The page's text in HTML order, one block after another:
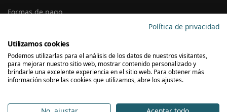
Formas de pago
Precios y Disponibilidad
Garantías y Devoluciones
SUSCRÍBETE A LA NEWSLETTER
Política de privacidad
Utilizamos cookies
Podemos utilizarlas para el análisis de los datos de nuestros visitantes,
para mejorar nuestro sitio web, mostrar contenido personalizado y
brindarle una excelente experiencia en el sitio web. Para obtener más
información sobre las cookies que utilizamos, abre los ajustes.